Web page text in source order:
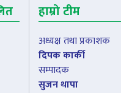
हाम्रो टीम
अध्यक्ष तथा प्रकाशक
दिपक कार्की
सम्पादक
सुजन थापा